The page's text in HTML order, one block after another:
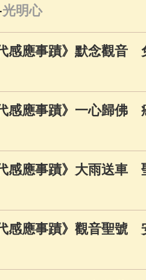
光明心
感應事蹟》默念觀音
感應事蹟》一心歸佛
代感應事蹟》大雨送
代感應事蹟》觀音聖